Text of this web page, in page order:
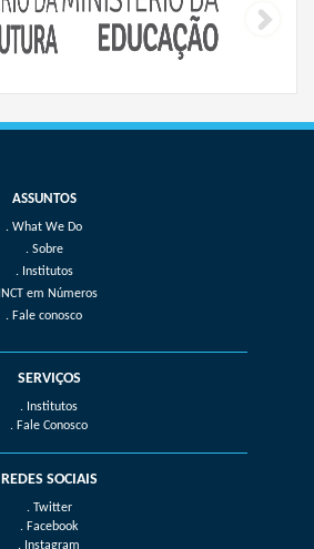
What We Do
Sobre
Institutos
INCT em Números
Fale conosco
SERVIÇOS
. Institutos
. Fale Conosco
REDES SOCIAIS
. Twitter
. Facebook
. Instagram